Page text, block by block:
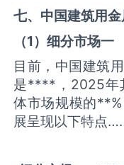
七、中国建筑用
（1）细分市场一
目前，中国建筑
是****，2025年
体市场规模的
展呈现以下特点